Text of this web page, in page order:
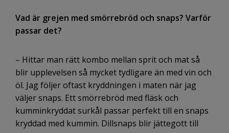
Vad är grejen med smörrebröd och snaps? Varför
passar det?
– Hittar man rätt kombo mellan sprit och mat så
blir upplevelsen så mycket tydligare än med vin och
öl. Jag följer oftast kryddningen i maten när jag
väljer snaps. Ett smörrebröd med fläsk och
kumminkryddat surkål passar perfekt till en snaps
kryddad med kummin. Dillsnaps blir jättegott till